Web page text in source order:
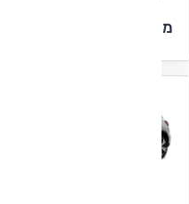
מיצובישי אקליפס קרוס